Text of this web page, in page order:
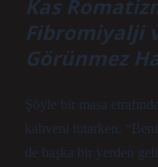
Kas
Fibromiyalji
Görünmez
Şöyle bir masa
kahveni tutarken,
de başka bir yerden